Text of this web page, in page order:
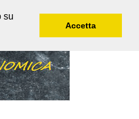
su
Accetta
Rtl 102,5